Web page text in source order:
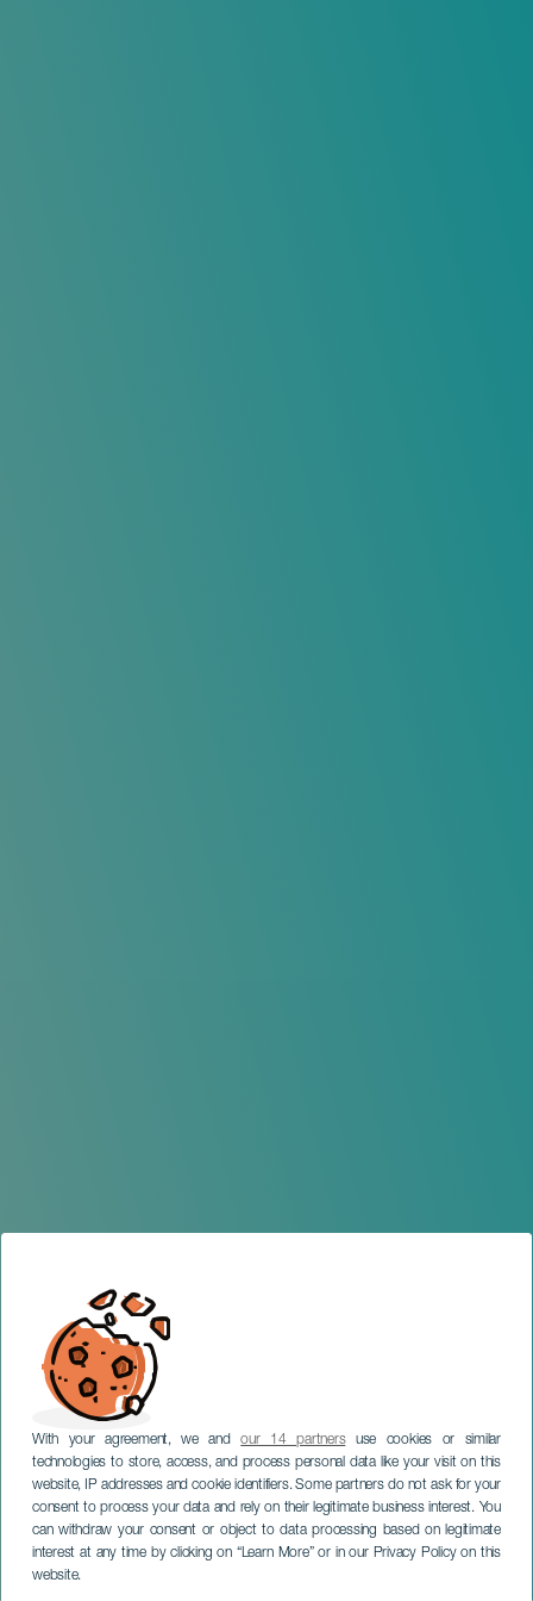
With your agreement, we andour 14 partnersuse cookies or similar
technologies to store, access, and process personal data like your visit on this
website, IP addresses and cookie identifiers. Some partners do not ask for your
consent to process your data and rely on their legitimate business interest. You
can withdraw your consent or object to data processing based on legitimate
interest at any time by clicking on “Learn More” or in our Privacy Policy on this
website.
Exposición Galdós en el
Laberinto de España
GRÃ-CANÁRIA